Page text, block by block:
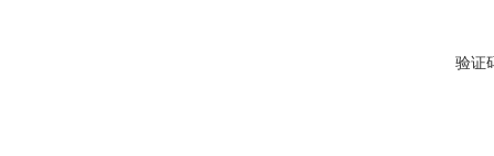
验证